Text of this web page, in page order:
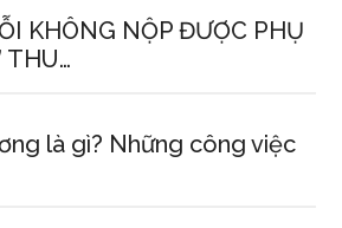
KHÔNG NỘP ĐƯỢC PHỤ
THU…
là gì? Những công việc